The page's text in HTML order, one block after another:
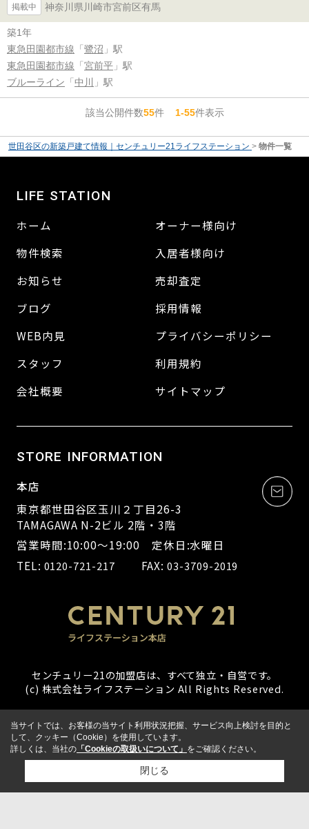
掲載中 神奈川県川崎市宮前区有馬
築1年
東急田園都市線 「 鷺沼 」駅
東急田園都市線 「 宮前平 」駅
ブルーライン 「 中川 」駅
該当公開件数55件1-55件表示
世田谷区の新築戸建て情報｜センチュリー21ライフステーション > 物件一覧
LIFE STATION
ホーム
物件検索
お知らせ
ブログ
WEB内見
スタッフ
会社概要
オーナー様向け
入居者様向け
売却査定
採用情報
プライバシーポリシー
利用規約
サイトマップ
STORE INFORMATION
本店
東京都世田谷区玉川２丁目26-3
TAMAGAWA N-2ビル 2階・3階
営業時間:10:00～19:00 定休日:水曜日
TEL: 0120-721-217 FAX:03-3709-2019
センチュリー21の加盟店は、すべて独立・自営です。
(c) 株式会社ライフステーション All Rights Reserved.
当サイトでは、お客様の当サイト利用状況把握、サービス向上検討を目的と
して、クッキー（Cookie）を使用しています。
詳しくは、当社の 「Cookieの取扱いについて」 をご確認ください。
閉じる